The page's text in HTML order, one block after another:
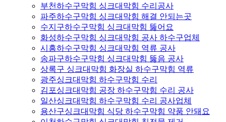
부천하수구막힘 싱크대막힘 수리공사
파주하수구막힘 싱크대막힘 해결 안되는곳
수지구하수구막힘 싱크대막힘 뚫어요
화성하수구막힘 싱크대막힘 공사 하수구업체
시흥하수구막힘 싱크대막힘 역류 공사
송파구하수구막힘 싱크대막힘 뚫음 공사
상록구 싱크대막힘 화장실 하수구막힘 역류
광주싱크대막힘 하수구막힘 수리
김포싱크대막힘 공장 하수구막힘 수리 공사
일산싱크대막힘 하수구막힘 수리 공사업체
용산구싱크대막힘 식당 하수구막힘 약품 안돼요